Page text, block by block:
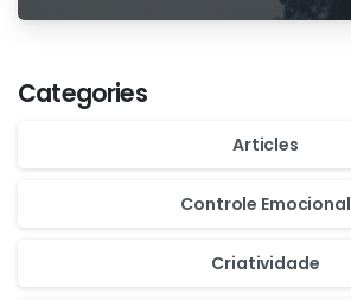
Categories
Articles
Controle Emocional
Criatividade